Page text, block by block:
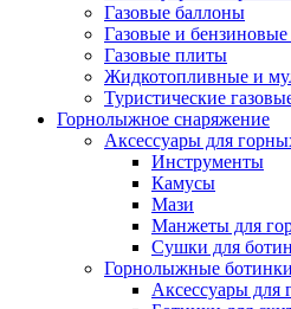
Газовые баллоны
Газовые и
Газовые плиты
Жидкотопливные и
Туристические
Горнолыжное снаряжение
Аксессуары для
Инструменты
Камусы
Мази
Манжеты для
Сушки для
Горнолыжные ботинки
Аксессуары